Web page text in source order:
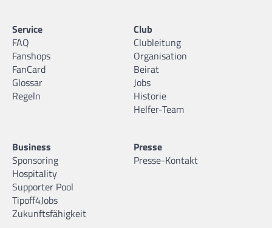
Service
FAQ
Fanshops
FanCard
Glossar
Regeln
Club
Clubleitung
Organisation
Beirat
Jobs
Historie
Helfer-Team
Business
Sponsoring
Hospitality
Supporter Pool
Tipoff4Jobs
Zukunftsfähigkeit
Presse
Presse-Kontakt